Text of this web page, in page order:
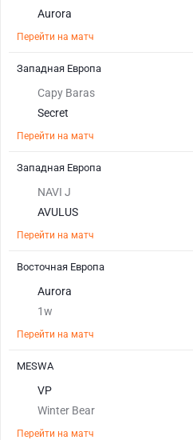
Aurora
Перейти на матч
Capy Baras
Secret
Перейти на матч
Западная Европа
NAVI J
AVULUS
Перейти на матч
Западная Европа
Aurora
1w
Перейти на матч
Восточная Европа
VP
Winter Bear
Перейти на матч
MESWA